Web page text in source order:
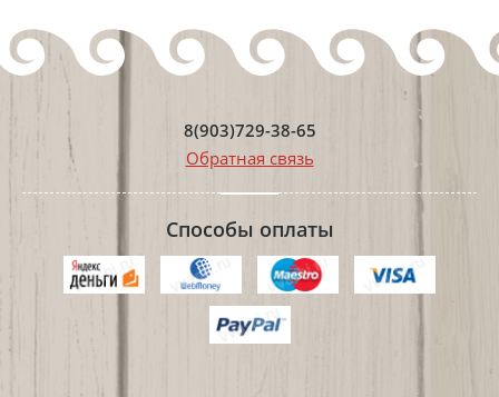
8(903)729-38-65
Обратная связь
Способы оплаты